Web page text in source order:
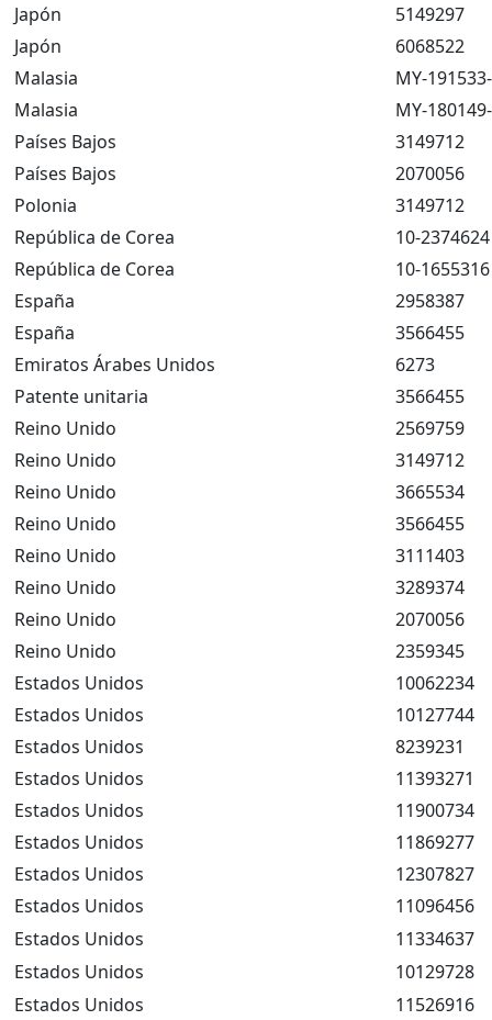
Japón
5149297
Japón
6068522
Malasia
MY-
Malasia
MY-
Países Bajos
3149712
Países Bajos
2070056
Polonia
3149712
República de Corea
10-2374624
República de Corea
10-1655316
España
2958387
España
3566455
Emiratos Árabes Unidos
6273
Patente unitaria
3566455
Reino Unido
2569759
Reino Unido
3149712
Reino Unido
3665534
Reino Unido
3566455
Reino Unido
3111403
Reino Unido
3289374
Reino Unido
2070056
Reino Unido
2359345
Estados Unidos
10062234
Estados Unidos
10127744
Estados Unidos
8239231
Estados Unidos
11393271
Estados Unidos
11900734
Estados Unidos
11869277
Estados Unidos
12307827
Estados Unidos
11096456
Estados Unidos
11334637
Estados Unidos
10129728
Estados Unidos
11526916